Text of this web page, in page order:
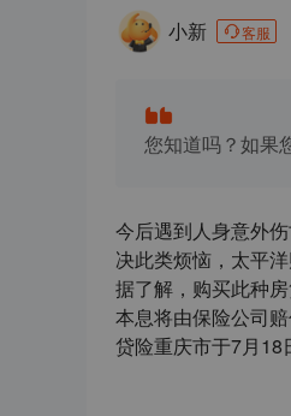
小新 客服
您知道吗？如果
今后遇到人身意外
决此类烦恼，太平
据了解，购买此种
本息将由保险公司
贷险重庆市于7月18